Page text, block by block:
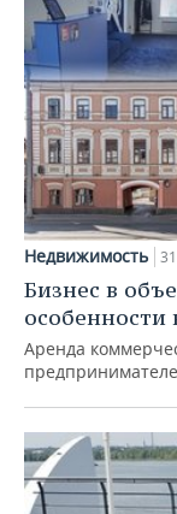
Недвижимость
Бизнес в
Аренда